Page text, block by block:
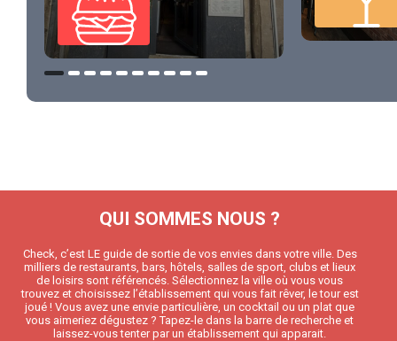
QUI SOMMES NOUS ?
Check, c’est LE guide de sortie de vos envies dans votre ville. Des
milliers de restaurants, bars, hôtels, salles de sport, clubs et lieux
de loisirs sont référencés. Sélectionnez la ville où vous vous
trouvez et choisissez l’établissement qui vous fait rêver, le tour est
joué ! Vous avez une envie particulière, un cocktail ou un plat que
vous aimeriez dégustez ? Tapez-le dans la barre de recherche et
laissez-vous tenter par un établissement qui apparait.